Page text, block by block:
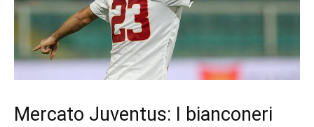
Mercato Juventus: I bianconeri